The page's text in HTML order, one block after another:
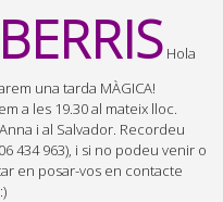
Hola
una tarda MÀGICA!
a les 19.30 al mateix lloc.
i al Salvador. Recordeu
434 963), i si no podeu venir o
en posar-vos en contacte